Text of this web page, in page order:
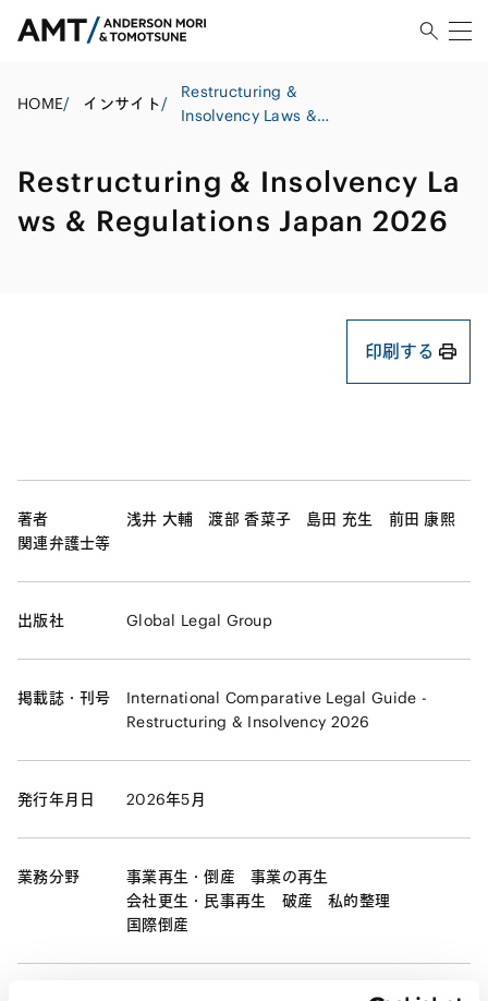
HOME/ インサイト/
Restructuring &
Insolvency Laws &
Restructuring & Insolvency La
ws & Regulations Japan 2026
印刷する
著者
関連弁護士等
浅井 大輔 渡部 香菜子 島田 充生 前田 康熙
出版社 Global Legal Group
掲載誌・刊号
International Comparative Legal Guide -
Restructuring & Insolvency 2026
発行年月日 2026年5月
業務分野 事業再生・倒産
事業の再生
会社更生・民事再生
破産
私的整理
国際倒産